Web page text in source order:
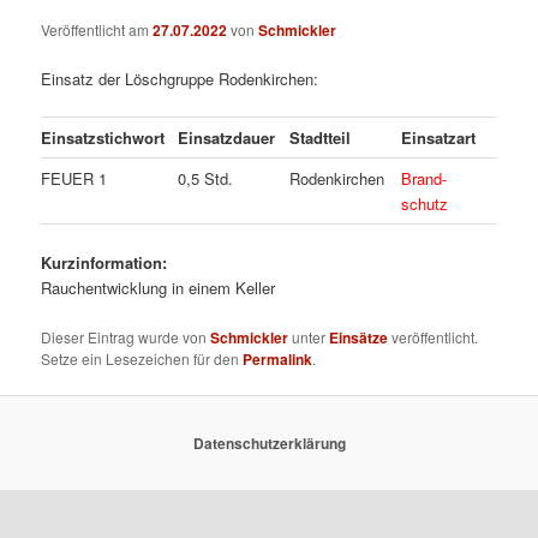
Veröffentlicht am27.07.2022vonSchmickler
Einsatz der Löschgruppe Rodenkirchen:
Einsatzstichwort Einsatzdauer Stadtteil
Einsatzart
FEUER 1
0,5 Std. Rodenkirchen
Brand-
schutz
Kurzinformation:
Rauchentwicklung in einem Keller
Dieser Eintrag wurde vonSchmicklerunter Einsätzeveröffentlicht.
Setze ein Lesezeichen für den Permalink.
Datenschutzerklärung